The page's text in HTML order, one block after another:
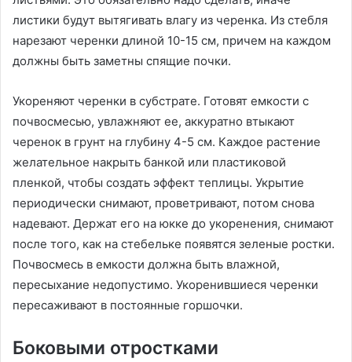
листики будут вытягивать влагу из черенка. Из стебля
нарезают черенки длиной 10-15 см, причем на каждом
должны быть заметны спящие почки.
Укореняют черенки в субстрате. Готовят емкости с
почвосмесью, увлажняют ее, аккуратно втыкают
черенок в грунт на глубину 4-5 см. Каждое растение
желательное накрыть банкой или пластиковой
пленкой, чтобы создать эффект теплицы. Укрытие
периодически снимают, проветривают, потом снова
надевают. Держат его на юкке до укоренения, снимают
после того, как на стебельке появятся зеленые ростки.
Почвосмесь в емкости должна быть влажной,
пересыхание недопустимо. Укоренившиеся черенки
пересаживают в постоянные горшочки.
Боковыми отростками